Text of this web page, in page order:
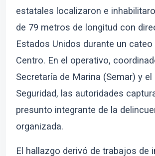
estatales localizaron e
de 79 metros de longitud con
Estados Unidos durante un
Centro. En el operativo,
Secretaría de Marina (Semar) y el
Seguridad, las autoridades
presunto integrante de la
organizada.
El hallazgo derivó de trabajos de